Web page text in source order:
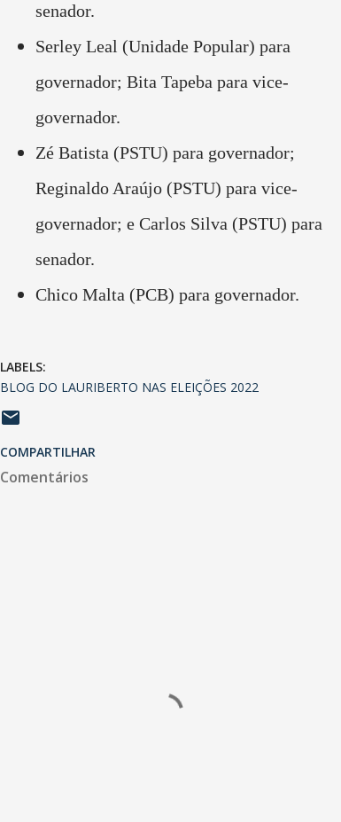
senador.
Serley Leal (Unidade Popular) para
governador; Bita Tapeba para vice-
governador.
Zé Batista (PSTU) para governador;
Reginaldo Araújo (PSTU) para vice-
governador; e Carlos Silva (PSTU) para
senador.
Chico Malta (PCB) para governador.
LABELS:
BLOG DO LAURIBERTO NAS ELEIÇÕES 2022
COMPARTILHAR
Comentários